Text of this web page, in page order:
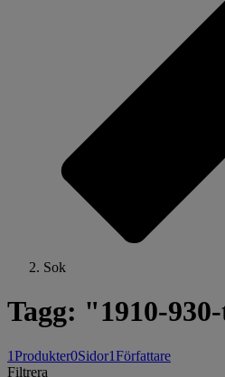
Sok
Tagg: "1910-
1Produkter0Sidor1Författare
Filtrera